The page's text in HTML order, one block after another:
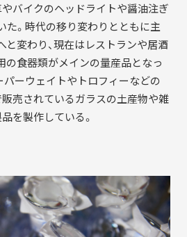
バイクのヘッドライトや醤油注ぎ
た。時代の移り変わりとともに主
変わり、現在はレストランや居酒
の食器類がメインの量産品となっ
パーウェイトやトロフィーなどの
販売されているガラスの土産物や雑
を製作している。